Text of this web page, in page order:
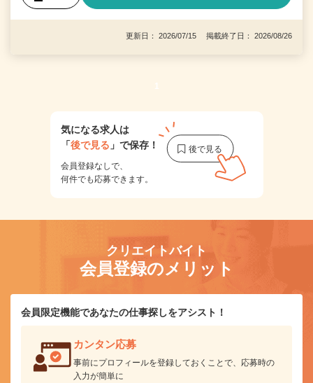
更新日： 2026/07/15 掲載終了日： 2026/08/26
1
気になる求人は
「後で見る 」で保存！
会員登録なしで、
何件でも応募できます。
クリエイトバイト
会員登録のメリット
会員限定機能であなたの仕事探しをアシスト！
カンタン応募
事前にプロフィールを登録しておくことで、応募時の
入力が簡単に